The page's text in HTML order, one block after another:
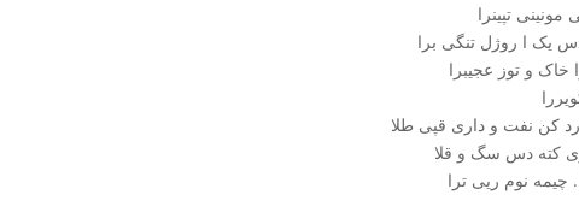
تپینرا
یک ا روژل تنگی برا
خاک و توز عجیبرا
کن نفت و داری قپی طلا
کته دس سگ و قلا
چیمه نوم ریی ترا